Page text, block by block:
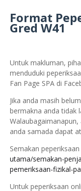
Format
Gred W41
Untuk makluman,
menduduki
Fan Page SPA di
Jika anda masih
bermakna anda tidak
anda samada dapat
Semakan peperiksaan
utama/semakan-
pemeriksaan-fizikal-
Untuk peperiksaan